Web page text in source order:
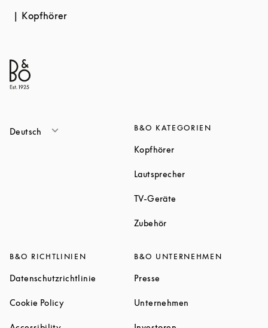
Kopfhörer
Deutsch B&O KATEGORIEN
KopfhörerLink Opens in New Tab
LautsprecherLink Opens in New
TV-Geräte
ZubehörLink Opens in New Tab
B&O RICHTLINIEN
Datenschutzrichtlinie Link Opens in New Tab
Cookie PolicyLink Opens in New Tab
B&O UNTERNEHMEN
Presse
Unternehmen